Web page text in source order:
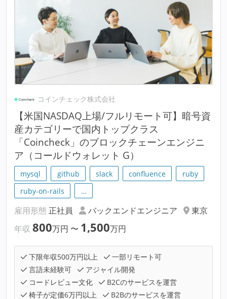
コインチェック株式会社
【米国NASDAQ上場/フルリモート可】暗号資
産カテゴリーで国内トップクラス
「Coincheck」のブロックチェーンエンジニ
ア（コールドウォレット G）
mysql github slack confluence
ruby
ruby-on-rails
…
雇用形態 正社員 バックエンドエンジニア
東京
年収 800万円 〜 1,500万円
下限年収500万円以上
一部リモート可
言語未経験可
アジャイル開発
コードレビュー文化
B2Cのサービスを運営
椅子が定価6万円以上
B2Bのサービスを運営